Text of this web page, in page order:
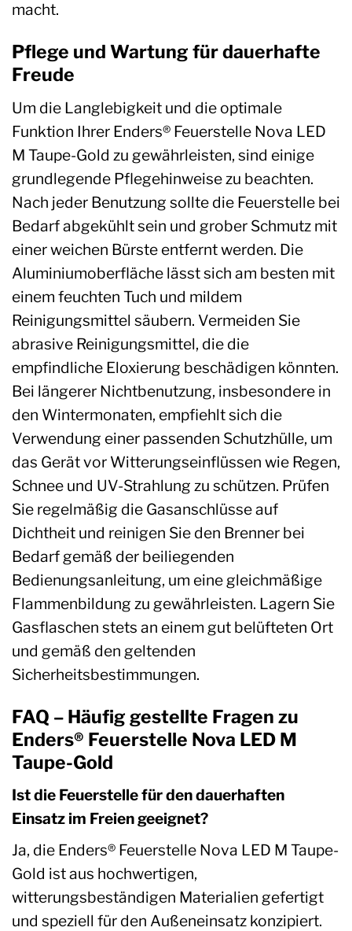
macht.
Pflege und Wartung für dauerhafte
Freude
Um die Langlebigkeit und die optimale
Funktion Ihrer Enders® Feuerstelle Nova LED
M Taupe-Gold zu gewährleisten, sind einige
grundlegende Pflegehinweise zu beachten.
Nach jeder Benutzung sollte die Feuerstelle bei
Bedarf abgekühlt sein und grober Schmutz mit
einer weichen Bürste entfernt werden. Die
Aluminiumoberfläche lässt sich am besten mit
einem feuchten Tuch und mildem
Reinigungsmittel säubern. Vermeiden Sie
abrasive Reinigungsmittel, die die
empfindliche Eloxierung beschädigen könnten.
Bei längerer Nichtbenutzung, insbesondere in
den Wintermonaten, empfiehlt sich die
Verwendung einer passenden Schutzhülle, um
das Gerät vor Witterungseinflüssen wie Regen,
Schnee und UV-Strahlung zu schützen. Prüfen
Sie regelmäßig die Gasanschlüsse auf
Dichtheit und reinigen Sie den Brenner bei
Bedarf gemäß der beiliegenden
Bedienungsanleitung, um eine gleichmäßige
Flammenbildung zu gewährleisten. Lagern Sie
Gasflaschen stets an einem gut belüfteten Ort
und gemäß den geltenden
Sicherheitsbestimmungen.
FAQ – Häufig gestellte Fragen zu
Enders® Feuerstelle Nova LED M
Taupe-Gold
Ist die Feuerstelle für den dauerhaften
Einsatz im Freien geeignet?
Ja, die Enders® Feuerstelle Nova LED M Taupe-
Gold ist aus hochwertigen,
witterungsbeständigen Materialien gefertigt
und speziell für den Außeneinsatz konzipiert.